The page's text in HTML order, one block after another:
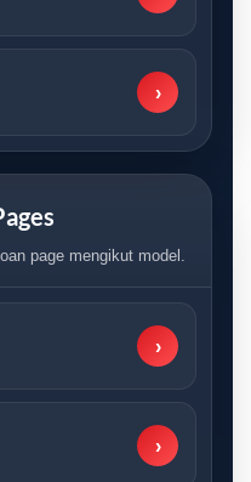
›
page mengikut model.
›
›